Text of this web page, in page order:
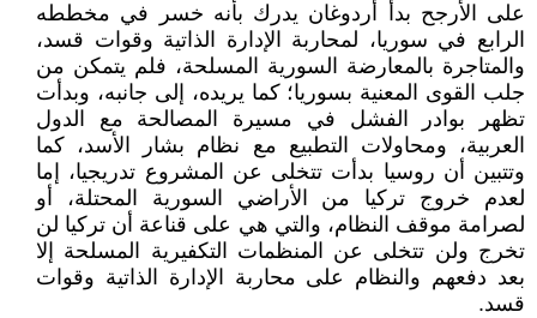
على الأرجح بدأ أردوغان يدرك بأنه خسر في مخططه
الرابع في سوريا، لمحاربة الإدارة الذاتية وقوات قسد،
والمتاجرة بالمعارضة السورية المسلحة، فلم يتمكن من
جلب القوى المعنية بسوريا؛ كما يريده، إلى جانبه، وبدأت
تظهر بوادر الفشل في مسيرة المصالحة مع الدول
العربية، ومحاولات التطبيع مع نظام بشار الأسد، كما
وتتبين أن روسيا بدأت تتخلى عن المشروع تدريجيا، إما
لعدم خروج تركيا من الأراضي السورية المحتلة، أو
لصرامة موقف النظام، والتي هي على قناعة أن تركيا لن
تخرج ولن تتخلى عن المنظمات التكفيرية المسلحة إلا
بعد دفعهم والنظام على محاربة الإدارة الذاتية وقوات
قسد.